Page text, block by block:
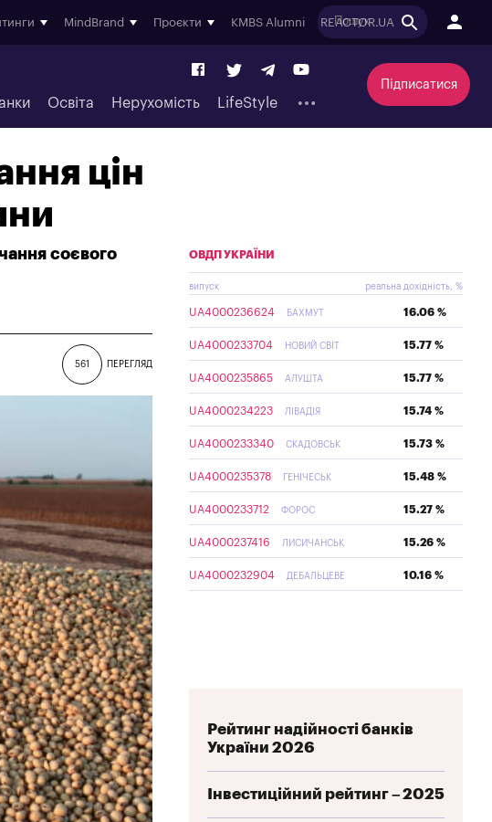
MindBrand Проєкти KMBS Alumni REACTOR.UA
Освіта Нерухомість LifeStyle
Підписатися
цін
соєвого
561 ПЕРЕГЛЯД
ОВДП УКРАЇНИ
випуск реальна дохідність, %
UA4000236624 БАХМУТ 16.06 %
UA4000233704 НОВИЙ СВІТ 15.77 %
UA4000235865 АЛУШТА 15.77 %
UA4000234223 ЛІВАДІЯ 15.74 %
UA4000233340 СКАДОВСЬК 15.73 %
UA4000235378 ГЕНІЧЕСЬК 15.48 %
UA4000233712 ФОРОС 15.27 %
UA4000237416 ЛИСИЧАНСЬК 15.26 %
UA4000232904 ДЕБАЛЬЦЕВЕ 10.16 %
Рейтинг надійності банків
України 2026
Інвестиційний рейтинг – 2025